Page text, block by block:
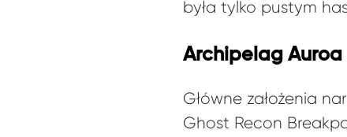
była tylko pustym
Archipelag Auroa
Główne założenia
Ghost Recon